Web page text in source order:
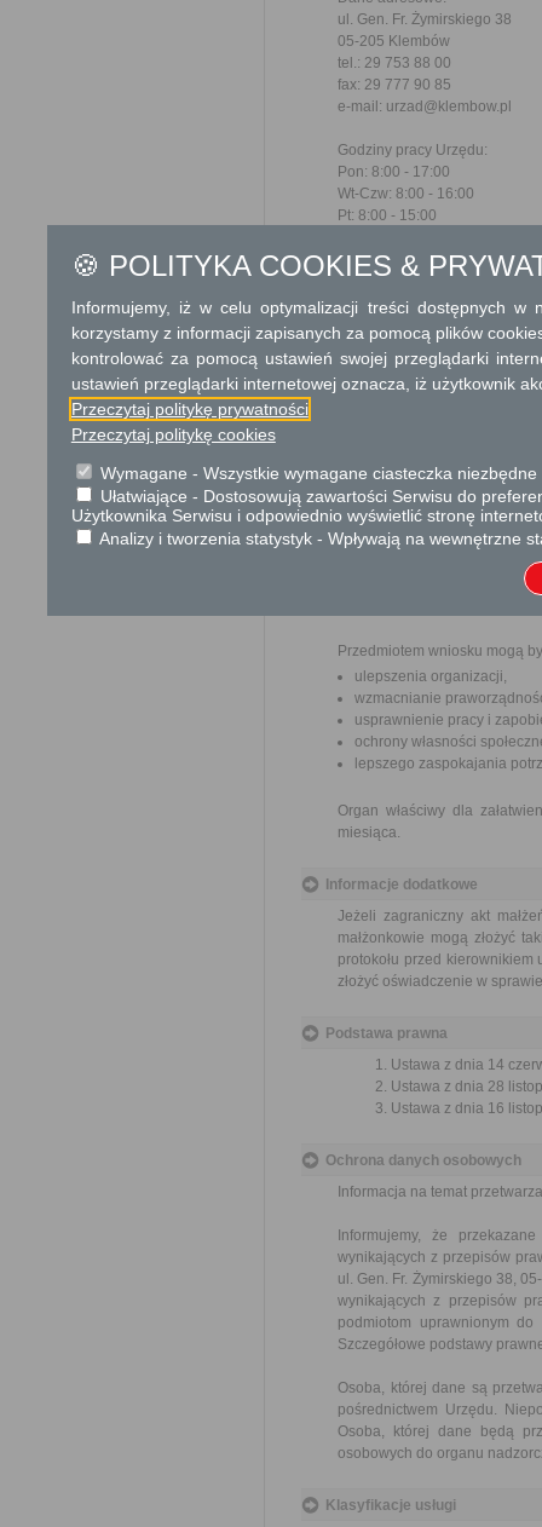
ul. Gen. Fr. Żymirskiego 38
05-205 Klembów
tel.: 29 753 88 00
fax: 29 777 90 85
e-mail: urzad@klembow.pl
Godziny pracy Urzędu:
Pon: 8:00 - 17:00
Wt-Czw: 8:00 - 16:00
Pt: 8:00 - 15:00
Dodatkowe
Opłata
Opłata skarbowa w kwocie
Tryb odwoławczy
opłat.
Skargi i wnioski
Przedmiotem skargi może
pracowników, naruszenie
Przedmiotem wniosku mogą
ulepszenia organizacji,
wzmacnianie
usprawnienie pracy i
ochrony własności
lepszego zaspokajania
Organ właściwy dla
miesiąca.
Informacje dodatkowe
Jeżeli zagraniczny akt
małżonkowie mogą złożyć
protokołu przed kierownikiem
złożyć oświadczenie w
Podstawa prawna
Ustawa z dnia 14
Ustawa z dnia 28
Ustawa z dnia 16
Ochrona danych osobowych
Informacja na temat
Informujemy, że
wynikających z przepisów
ul. Gen. Fr. Żymirskiego 38,
wynikających z przepisów
podmiotom uprawnionym
Szczegółowe podstawy
Osoba, której dane są
pośrednictwem Urzędu.
Osoba, której dane będą
osobowych do organu
Klasyfikacje usługi
🍪 POLITYKA COOKIES &
Informujemy, iż w celu optymalizacji treści dostępnych w
korzystamy z informacji zapisanych za pomocą plików
kontrolować za pomocą ustawień swojej przeglądarki
ustawień przeglądarki internetowej oznacza, iż użytkownik
Przeczytaj politykę prywatności
Przeczytaj politykę cookies
Wymagane - Wszystkie wymagane ciasteczka
Ułatwiające - Dostosowują zawartości Serwisu do
Użytkownika Serwisu i odpowiednio wyświetlić stronę
Analizy i tworzenia statystyk - Wpływają na wewnętrzne